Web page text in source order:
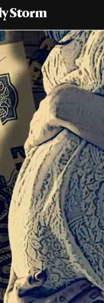
Storm